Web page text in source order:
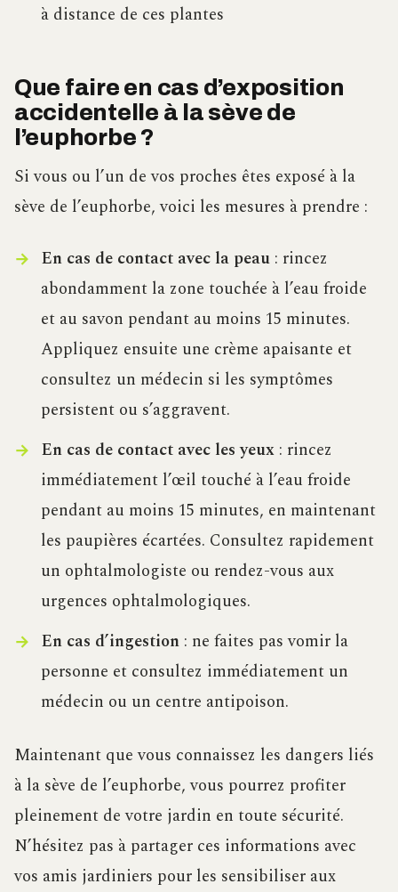
à distance de ces plantes
Que faire en cas d’exposition
accidentelle à la sève de
l’euphorbe ?
Si vous ou l’un de vos proches êtes exposé à la
sève de l’euphorbe, voici les mesures à prendre :
En cas de contact avec la peau: rincez
abondamment la zone touchée à l’eau froide
et au savon pendant au moins 15 minutes.
Appliquez ensuite une crème apaisante et
consultez un médecin si les symptômes
persistent ou s’aggravent.
En cas de contact avec les yeux: rincez
immédiatement l’œil touché à l’eau froide
pendant au moins 15 minutes, en maintenant
les paupières écartées. Consultez rapidement
un ophtalmologiste ou rendez-vous aux
urgences ophtalmologiques.
En cas d’ingestion: ne faites pas vomir la
personne et consultez immédiatement un
médecin ou un centre antipoison.
Maintenant que vous connaissez les dangers liés
à la sève de l’euphorbe, vous pourrez profiter
pleinement de votre jardin en toute sécurité.
N’hésitez pas à partager ces informations avec
vos amis jardiniers pour les sensibiliser aux